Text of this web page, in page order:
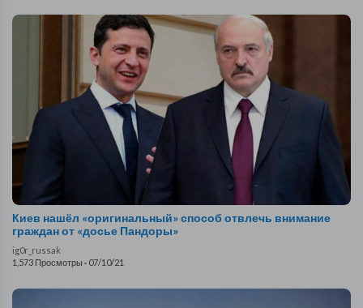
Киев нашёл «оригинальный» способ отвлечь внимание
граждан от «досье Пандоры»
ig0r_russak
1,573 Просмотры · 07/10/21